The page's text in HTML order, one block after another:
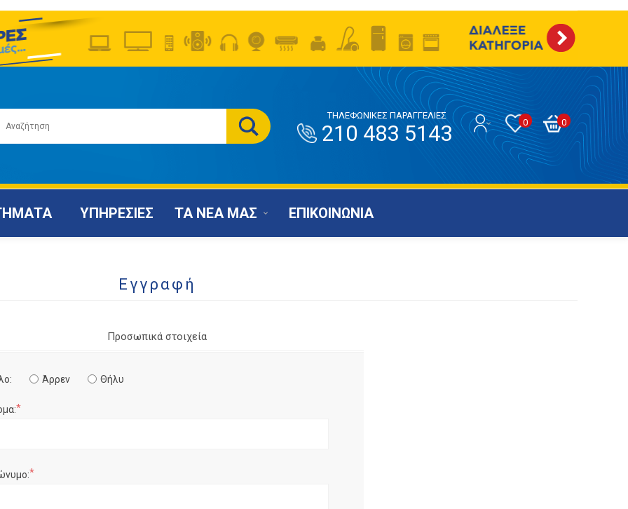
0
0
ΤΗΛΕΦΩΝΙΚΕΣ ΠΑΡΑΓΓΕΛΙΕΣ
210 483 5143
ΥΠΗΡΕΣΙΕΣ ΤΑ ΝΕΑ ΜΑΣ ΕΠΙΚΟΙΝΩΝΙΑ
Εγγραφή
Προσωπικά στοιχεία
Άρρεν Θήλυ
*
*